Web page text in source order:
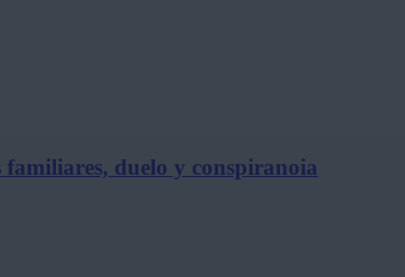
familiares, duelo y conspiranoia